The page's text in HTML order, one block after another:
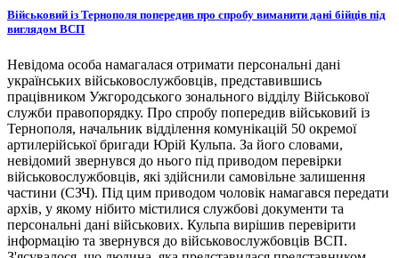
Військовий із Тернополя попередив про спробу виманити дані бійців під
виглядом ВСП
Невідома особа намагалася отримати персональні дані
українських військовослужбовців, представившись
працівником Ужгородського зонального відділу Військової
служби правопорядку. Про спробу попередив військовий із
Тернополя, начальник відділення комунікацій 50 окремої
артилерійської бригади Юрій Кульпа. За його словами,
невідомий звернувся до нього під приводом перевірки
військовослужбовців, які здійснили самовільне залишення
частини (СЗЧ). Під цим приводом чоловік намагався передати
архів, у якому нібито містилися службові документи та
персональні дані військових. Кульпа вирішив перевірити
інформацію та звернувся до військовослужбовців ВСП.